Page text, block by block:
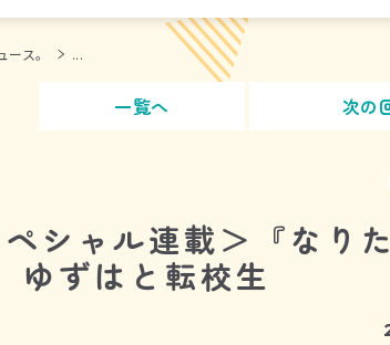
ス。 ...
一覧へ 次の
シャル連載＞『なり
ずはと転校生